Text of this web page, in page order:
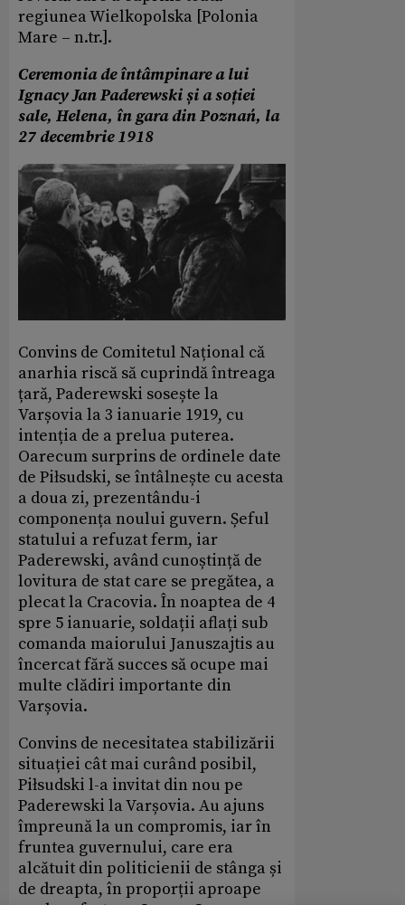
regiunea Wielkopolska [Polonia
Mare – n.tr.].
Ceremonia de întâmpinare a lui
Ignacy Jan Paderewski și a soției
sale, Helena, în gara din Poznań, la
27 decembrie 1918
Convins de Comitetul Național că
anarhia riscă să cuprindă întreaga
țară, Paderewski sosește la
Varșovia la 3 ianuarie 1919, cu
intenția de a prelua puterea.
Oarecum surprins de ordinele date
de Piłsudski, se întâlnește cu acesta
a doua zi, prezentându-i
componența noului guvern. Șeful
statului a refuzat ferm, iar
Paderewski, având cunoștință de
lovitura de stat care se pregătea, a
plecat la Cracovia. În noaptea de 4
spre 5 ianuarie, soldații aflați sub
comanda maiorului Januszajtis au
încercat fără succes să ocupe mai
multe clădiri importante din
Varșovia.
Convins de necesitatea stabilizării
situației cât mai curând posibil,
Piłsudski l-a invitat din nou pe
Paderewski la Varșovia. Au ajuns
împreună la un compromis, iar în
fruntea guvernului, care era
alcătuit din politicienii de stânga și
de dreapta, în proporții aproape